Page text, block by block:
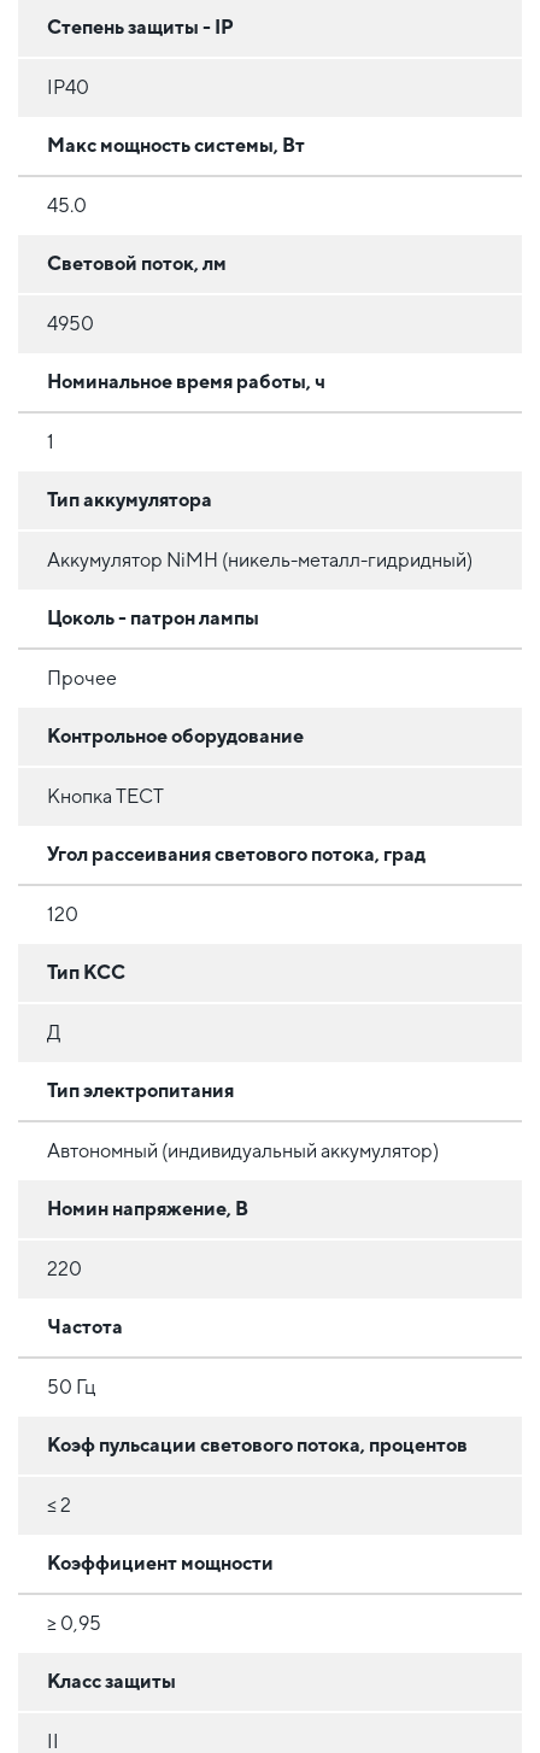
Степень защиты - IP
IP40
Макс мощность системы, Вт
45.0
Световой поток, лм
4950
Номинальное время работы, ч
1
Тип аккумулятора
Аккумулятор NiMH (никель-металл-гидридный)
Цоколь - патрон лампы
Прочее
Контрольное оборудование
Кнопка ТЕСТ
Угол рассеивания светового потока, град
120
Тип КСС
Д
Тип электропитания
Автономный (индивидуальный аккумулятор)
Номин напряжение, В
220
Частота
50 Гц
Коэф пульсации светового потока, процентов
≤ 2
Коэффициент мощности
≥ 0,95
Класс защиты